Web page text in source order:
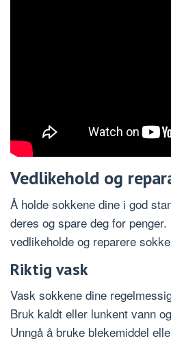
Vedlikehold og
Å holde sokkene dine i god
deres og spare deg for
vedlikeholde og reparere
Riktig vask
Vask sokkene dine
Bruk kaldt eller lunkent vann
Unngå å bruke blekemiddel